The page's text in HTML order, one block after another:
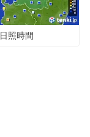
日照時間